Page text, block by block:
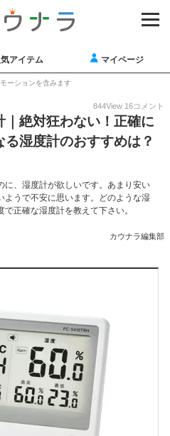
気アイテム マイページ
ーションを含みます
844View 16コメント
｜絶対狂わない！正確に
湿度計のおすすめは？
に、湿度計が欲しいです。あまり安い
ようで不安に思います。どのような湿
正確な湿度計を教えて下さい。
カウナラ編集部